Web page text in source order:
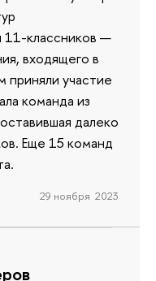
11-классников —
входящего в
приняли участие
команда из
далеко
Еще 15 команд
29 ноября 2023